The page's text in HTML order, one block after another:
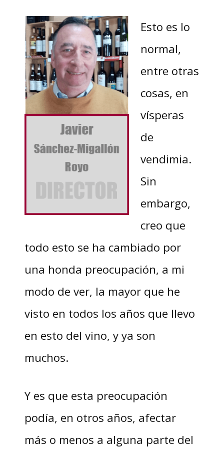
Esto es lo
normal,
entre otras
cosas, en
vísperas
de
vendimia.
Sin
embargo,
creo que
todo esto se ha cambiado por
una honda preocupación, a mi
modo de ver, la mayor que he
visto en todos los años que llevo
en esto del vino, y ya son
muchos.
Y es que esta preocupación
podía, en otros años, afectar
más o menos a alguna parte del